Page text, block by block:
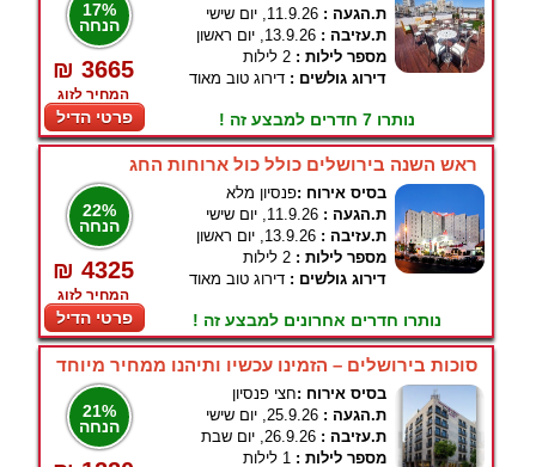
17%
הנחה
₪ 3665
המחיר לזוג
פרטי הדיל
ת.הגעה : 11.9.26, יום שישי
ת.עזיבה : 13.9.26, יום ראשון
מספר לילות : 2 לילות
דירוג גולשים : דירוג טוב מאוד
נותרו 7 חדרים למבצע זה !
ראש השנה בירושלים כולל כול ארוחות החג
22%
הנחה
₪ 4325
המחיר לזוג
פרטי הדיל
בסיס אירוח :פנסיון מלא
ת.הגעה : 11.9.26, יום שישי
ת.עזיבה : 13.9.26, יום ראשון
מספר לילות : 2 לילות
דירוג גולשים : דירוג טוב מאוד
נותרו חדרים אחרונים למבצע זה !
סוכות בירושלים – הזמינו עכשיו ותיהנו ממחיר מיוחד
21%
הנחה
בסיס אירוח :חצי פנסיון
ת.הגעה : 25.9.26, יום שישי
ת.עזיבה : 26.9.26, יום שבת
מספר לילות : 1 לילות